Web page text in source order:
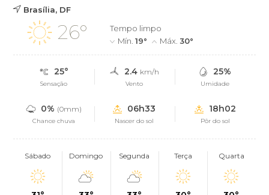
Brasília, DF
26°
Tempo limpo
Mín.19° Máx.30°
25°
Sensação
2.4 km/h
Vento
25%
Umidade
0% (0mm)
Chance chuva
06h33
Nascer do sol
18h02
Pôr do sol
Sábado Domingo Segunda Terça Quarta